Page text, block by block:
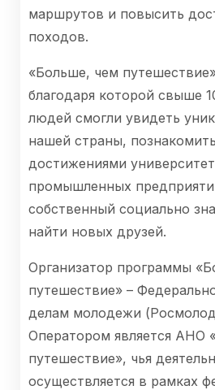
маршрутов и повысить
походов.
«Больше, чем
благодаря которой свыше
людей смогли увидеть
нашей страны,
достижениями
промышленных
собственный социально
найти новых друзей.
Организатор программы
путешествие» –
делам молодежи
Оператором является АНО
путешествие», чья
осуществляется в рамках